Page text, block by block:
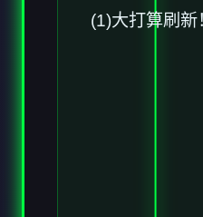
(1)大打算刷新